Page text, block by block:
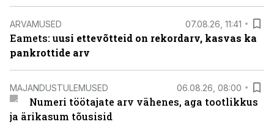
ARVAMUSED 07.08.26, 11:41
Eamets: uusi ettevõtteid on rekordarv, kasvas ka
pankrottide arv
MAJANDUSTULEMUSED 06.08.26, 08:00
Numeri töötajate arv vähenes, aga tootlikkus
ja ärikasum tõusisid